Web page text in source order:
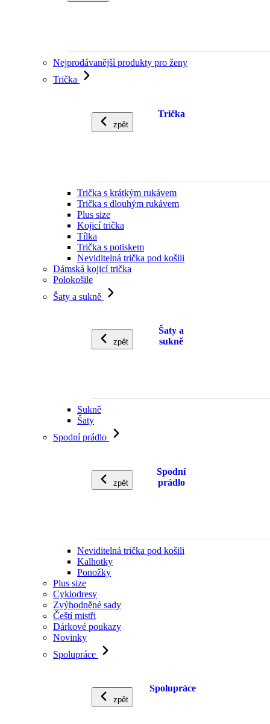
Nejprodávanější produkty pro ženy
Trička
zpět
Trička
Trička s krátkým rukávem
Trička s dlouhým rukávem
Plus size
Kojicí trička
Tílka
Trička s potiskem
Neviditelná trička pod košili
Dámská kojicí trička
Polokošile
Šaty a sukně
zpět
Šaty a
sukně
Sukně
Šaty
Spodní prádlo
zpět
Spodní
prádlo
Neviditelná trička pod košili
Kalhotky
Ponožky
Plus size
Cyklodresy
Zvýhodněné sady
Čeští mistři
Dárkové poukazy
Novinky
Spolupráce
zpět
Spolupráce